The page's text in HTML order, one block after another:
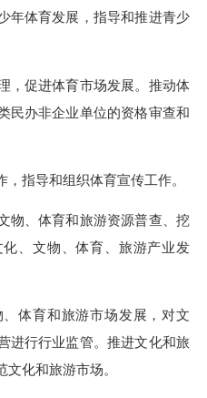
体育发展，指导和推进青少
促进体育市场发展。推动体
民办非企业单位的资格审查和
指导和组织体育宣传工作。
、体育和旅游资源普查、挖
、文物、体育、旅游产业发
体育和旅游市场发展，对文
进行行业监管。推进文化和旅
化和旅游市场。